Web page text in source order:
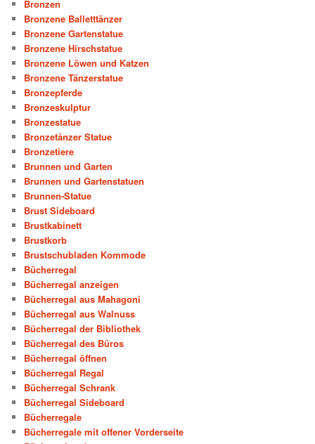
Bronzen
Bronzene Balletttänzer
Bronzene Gartenstatue
Bronzene Hirschstatue
Bronzene Löwen und Katzen
Bronzene Tänzerstatue
Bronzepferde
Bronzeskulptur
Bronzestatue
Bronzetänzer Statue
Bronzetiere
Brunnen und Garten
Brunnen und Gartenstatuen
Brunnen-Statue
Brust Sideboard
Brustkabinett
Brustkorb
Brustschubladen Kommode
Bücherregal
Bücherregal anzeigen
Bücherregal aus Mahagoni
Bücherregal aus Walnuss
Bücherregal der Bibliothek
Bücherregal des Büros
Bücherregal öffnen
Bücherregal Regal
Bücherregal Schrank
Bücherregal Sideboard
Bücherregale
Bücherregale mit offener Vorderseite